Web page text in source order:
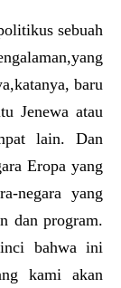
sebuah
baru
Jenewa atau
lain. Dan
Eropa yang
negara yang
dan program.
bahwa ini
kami akan